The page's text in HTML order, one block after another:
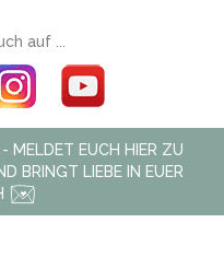
auf ...
MELDET EUCH HIER ZU
BRINGT LIEBE IN EUER